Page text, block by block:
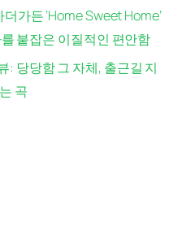
가든 ‘Home Sweet Home’
붙잡은 이질적인 편안함
: 당당함 그 자체, 출근길 지
곡